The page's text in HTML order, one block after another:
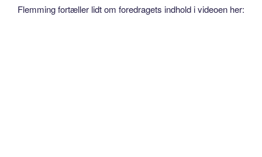
Flemming fortæller lidt om foredragets indhold i videoen her: